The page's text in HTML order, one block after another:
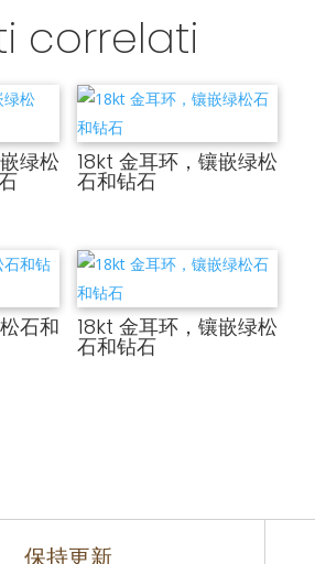
correlati
绿松 18kt 金耳环，镶嵌绿松
石和钻石
石和 18kt 金耳环，镶嵌绿松
石和钻石
保持更新